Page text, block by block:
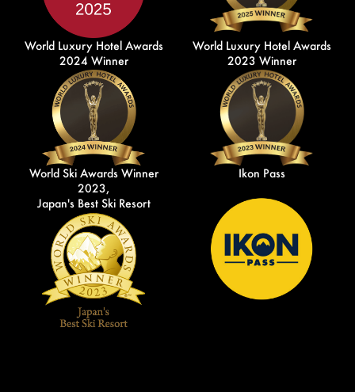
World Luxury Hotel Awards
2024 Winner
World Luxury Hotel Awards
2023 Winner
World Ski Awards Winner
2023,
Japan's Best Ski Resort
Ikon Pass